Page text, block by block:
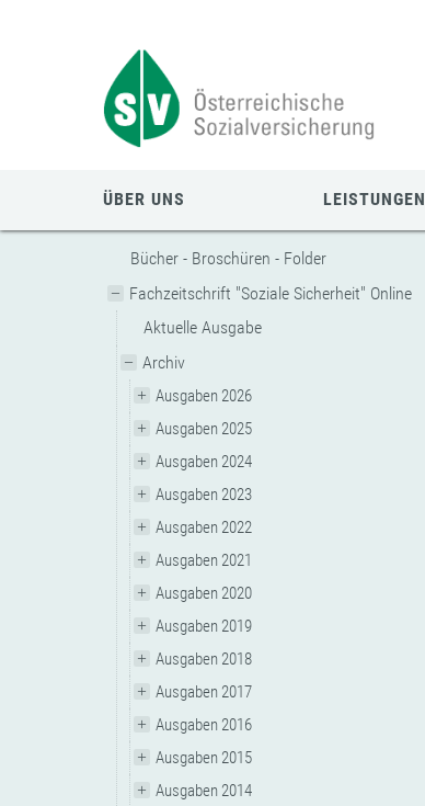
ÜBER UNS LEISTUNGEN
Bücher - Broschüren - Folder
Fachzeitschrift "Soziale Sicherheit" Online
Aktuelle Ausgabe
Archiv
Ausgaben 2026
Ausgaben 2025
Ausgaben 2024
Ausgaben 2023
Ausgaben 2022
Ausgaben 2021
Ausgaben 2020
Ausgaben 2019
Ausgaben 2018
Ausgaben 2017
Ausgaben 2016
Ausgaben 2015
Ausgaben 2014